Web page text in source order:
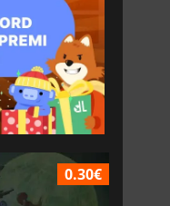
0.30€